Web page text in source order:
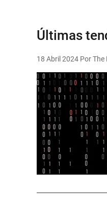
Últimas
18 Abril 2024 Por The